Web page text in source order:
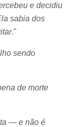
e decidiu
sabia dos
."
sendo
de morte
— e não é